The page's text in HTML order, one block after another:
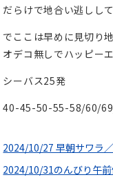
だらけで地合い逃しして
でここは早めに見切り
オデコ無しでハッピー
シーバス25発
40-45-50-55-58/60/
2024/10/27 早朝サワラ
2024/10/31のんびり午